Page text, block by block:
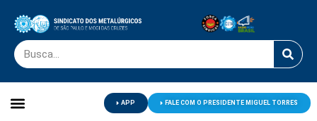
APP FALE COM O PRESIDENTE MIGUEL TORRES